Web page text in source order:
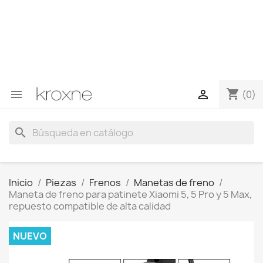
 shopping_cart (0)

search
Inicio Piezas Frenos
Manetas de freno
Maneta de freno para patinete Xiaomi 5, 5 Pro y 5 Max,
repuesto compatible de alta calidad
NUEVO